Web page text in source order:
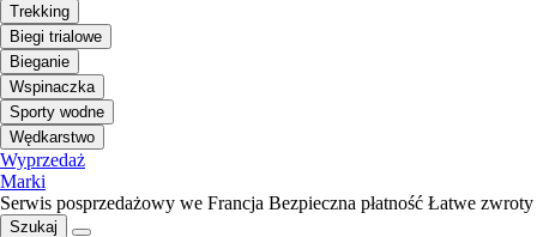
Trekking
Biegi trialowe
Bieganie
Wspinaczka
Sporty wodne
Wędkarstwo
Wyprzedaż
Marki
Serwis posprzedażowy we Francja Bezpieczna płatność Łatwe zwroty
Szukaj